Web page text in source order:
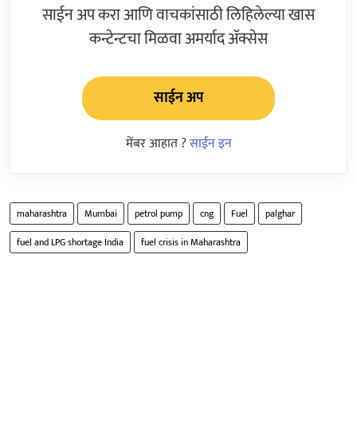
साईन अप करा आणि वाचकांसाठी लिहिलेल्या खास
कन्टेन्टचा मिळवा अमर्याद ॲक्सेस
साईन अप
मेंबर आहात ?साईन इन
maharashtra Mumbai petrol pump cng Fuel
palghar
fuel and LPG shortage India
fuel crisis in Maharashtra